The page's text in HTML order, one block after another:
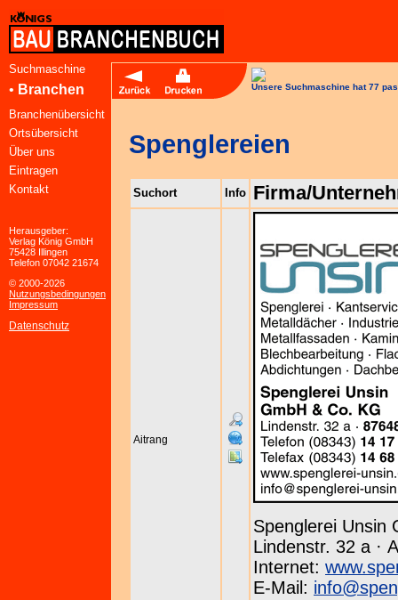
Suchmaschine
• Branchen
Branchenübersicht
Ortsübersicht
Über uns
Eintragen
Kontakt
Herausgeber:
Verlag König GmbH
75428 Illingen
Telefon 07042 21674
© 2000-2026
Nutzungsbedingungen
Impressum
Datenschutz
Unsere Suchmaschine hat 77
Spenglereien
Suchort Info Firma/
Aitrang
Spenglerei Unsin
Lindenstr. 32 a ·
Internet:
E-Mail: